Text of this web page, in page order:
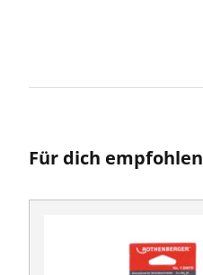
Für dich empfohlen